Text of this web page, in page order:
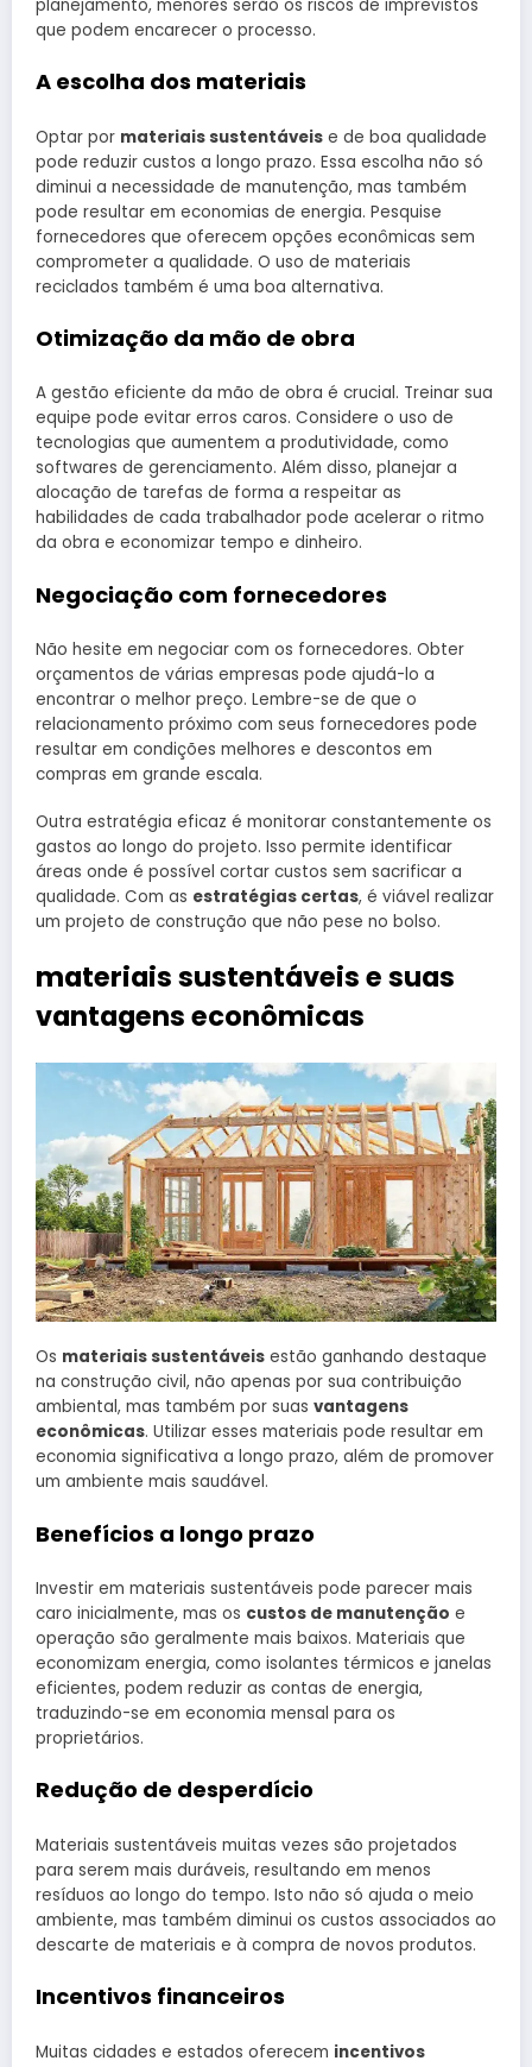
planejamento, menores serão os riscos de imprevistos
que podem encarecer o processo.
A escolha dos materiais
Optar por materiais sustentáveis e de boa qualidade
pode reduzir custos a longo prazo. Essa escolha não só
diminui a necessidade de manutenção, mas também
pode resultar em economias de energia. Pesquise
fornecedores que oferecem opções econômicas sem
comprometer a qualidade. O uso de materiais
reciclados também é uma boa alternativa.
Otimização da mão de obra
A gestão eficiente da mão de obra é crucial. Treinar sua
equipe pode evitar erros caros. Considere o uso de
tecnologias que aumentem a produtividade, como
softwares de gerenciamento. Além disso, planejar a
alocação de tarefas de forma a respeitar as
habilidades de cada trabalhador pode acelerar o ritmo
da obra e economizar tempo e dinheiro.
Negociação com fornecedores
Não hesite em negociar com os fornecedores. Obter
orçamentos de várias empresas pode ajudá-lo a
encontrar o melhor preço. Lembre-se de que o
relacionamento próximo com seus fornecedores pode
resultar em condições melhores e descontos em
compras em grande escala.
Outra estratégia eficaz é monitorar constantemente os
gastos ao longo do projeto. Isso permite identificar
áreas onde é possível cortar custos sem sacrificar a
qualidade. Com as estratégias certas, é viável realizar
um projeto de construção que não pese no bolso.
materiais sustentáveis e suas
vantagens econômicas
Os materiais sustentáveis estão ganhando destaque
na construção civil, não apenas por sua contribuição
ambiental, mas também por suas vantagens
econômicas. Utilizar esses materiais pode resultar em
economia significativa a longo prazo, além de promover
um ambiente mais saudável.
Benefícios a longo prazo
Investir em materiais sustentáveis pode parecer mais
caro inicialmente, mas os custos de manutenção e
operação são geralmente mais baixos. Materiais que
economizam energia, como isolantes térmicos e janelas
eficientes, podem reduzir as contas de energia,
traduzindo-se em economia mensal para os
proprietários.
Redução de desperdício
Materiais sustentáveis muitas vezes são projetados
para serem mais duráveis, resultando em menos
resíduos ao longo do tempo. Isto não só ajuda o meio
ambiente, mas também diminui os custos associados ao
descarte de materiais e à compra de novos produtos.
Incentivos financeiros
Muitas cidades e estados oferecem incentivos